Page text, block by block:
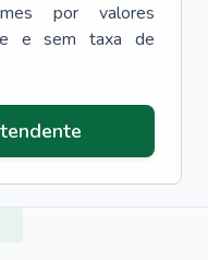
por valores
e sem taxa de